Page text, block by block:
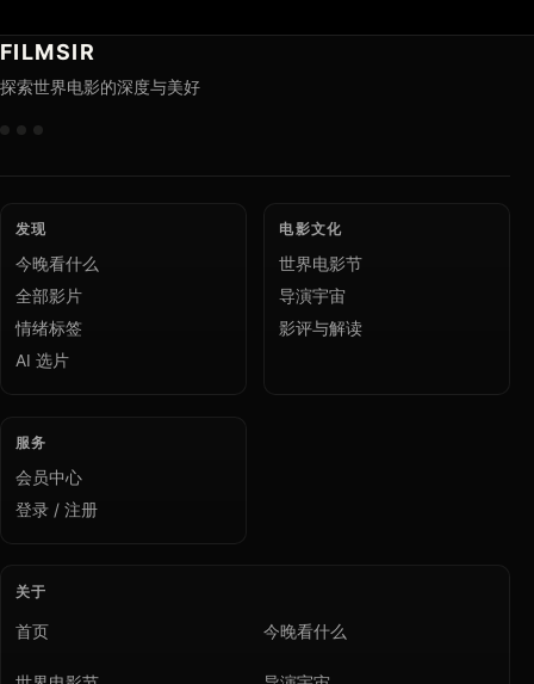
FILMSIR
探索世界电影的深度与美好
发现
今晚看什么
全部影片
情绪标签
AI 选片
电影文化
世界电影节
导演宇宙
影评与解读
服务
会员中心
登录 / 注册
关于
首页 今晚看什么